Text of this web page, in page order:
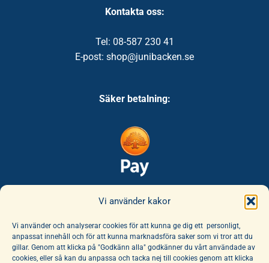
Vi använder kakor
Vi använder och analyserar cookies för att kunna ge dig ett personligt,
anpassat innehåll och för att kunna marknadsföra saker som vi tror att du
gillar. Genom att klicka på "Godkänn alla" godkänner du vårt användade av
cookies, eller så kan du anpassa och tacka nej till cookies genom att klicka
Kontakta oss:
Tel: 08-587 230 41
E-post: shop@junibacken.se
Säker betalning:
Säker leverans: